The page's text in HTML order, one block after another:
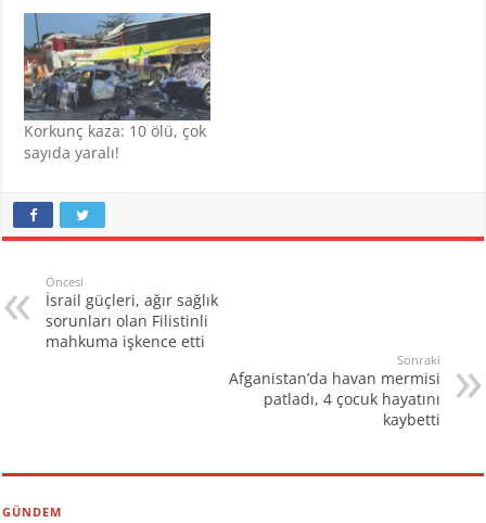
Korkunç kaza: 10 ölü, çok
sayıda yaralı!
Öncesi
İsrail güçleri, ağır sağlık
sorunları olan Filistinli
mahkuma işkence etti
Sonraki
Afganistan’da havan mermisi
patladı, 4 çocuk hayatını
kaybetti
GÜNDEM